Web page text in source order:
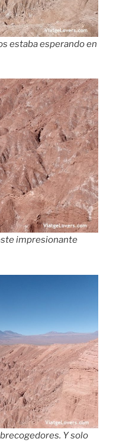
estaba esperando en
impresionante
Y solo